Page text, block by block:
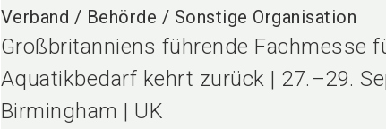
Verband / Behörde / Sonstige Organisation
Großbritanniens führende Fachmesse
Aquatikbedarf kehrt zurück | 27.–29.
Birmingham | UK